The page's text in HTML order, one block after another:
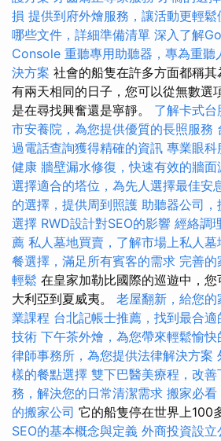
損 提供到府外燴服務，讓活動更輕鬆
哪些文件，詳細準備清單 深入了解
Console 重聽專用助聽器，專為重聽
決方案 社會的船隻在許多方面都稱其
有兩天相同的日子，您可以從無數選
是在尋找興奮還是寧靜。 了解卡式
市安養院，為您提供優質的長照服務
過電話查詢獲得精確的資訊 專業眼科
健康 牆壁漏水修復，快速有效的牆面
選擇適合的塔位，為先人選擇最佳安
的選擇，提供周到照護 助聽器公司，
選擇 RWD設計對SEO的影響 經絡調
薦 私人墓地買賣，了解市場上私人墓
餐選擇，滿足所有賓客的需求 完善的
輕鬆 在皇家加勒比國際的巡遊中，
大利亞到夏威夷。 老屋翻新，給您的
業課程 台北記帳士推薦，找到最合適
技術 下午茶外燴，為您帶來輕鬆愉快
律師事務所，為您提供法律解決方案
樣的餐點選擇 雙下巴醫美療程，改善
務，解決您的日常清潔需求 搬家必看
的搬家公司 它的船隻停在世界上100
SEO的基本概念與定義 外商投資設立